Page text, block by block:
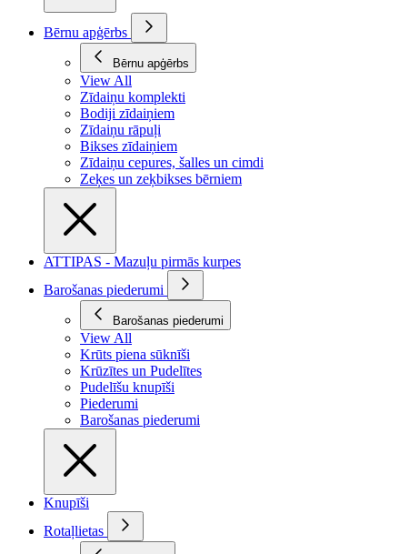
Bērnu apģērbs
Bērnu apģērbs
View All
Zīdaiņu komplekti
Bodiji zīdaiņiem
Zīdaiņu rāpuļi
Bikses zīdaiņiem
Zīdaiņu cepures, šalles un cimdi
Zeķes un zeķbikses bērniem
ATTIPAS - Mazuļu pirmās kurpes
Barošanas piederumi
Barošanas piederumi
View All
Krūts piena sūknīši
Krūzītes un Pudelītes
Pudelīšu knupīši
Piederumi
Barošanas piederumi
Knupīši
Rotaļlietas